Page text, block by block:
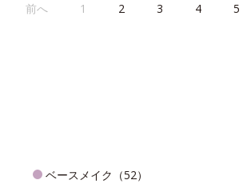
前へ 1 2 3 4 5
ベースメイク（52）